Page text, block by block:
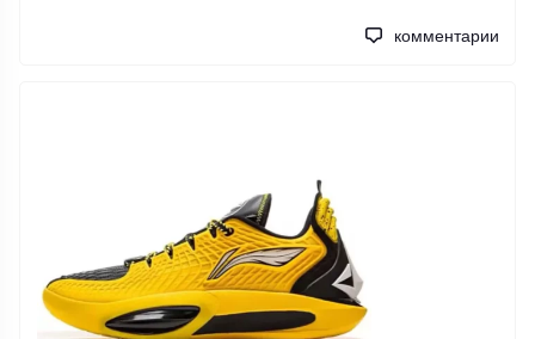
комментарии